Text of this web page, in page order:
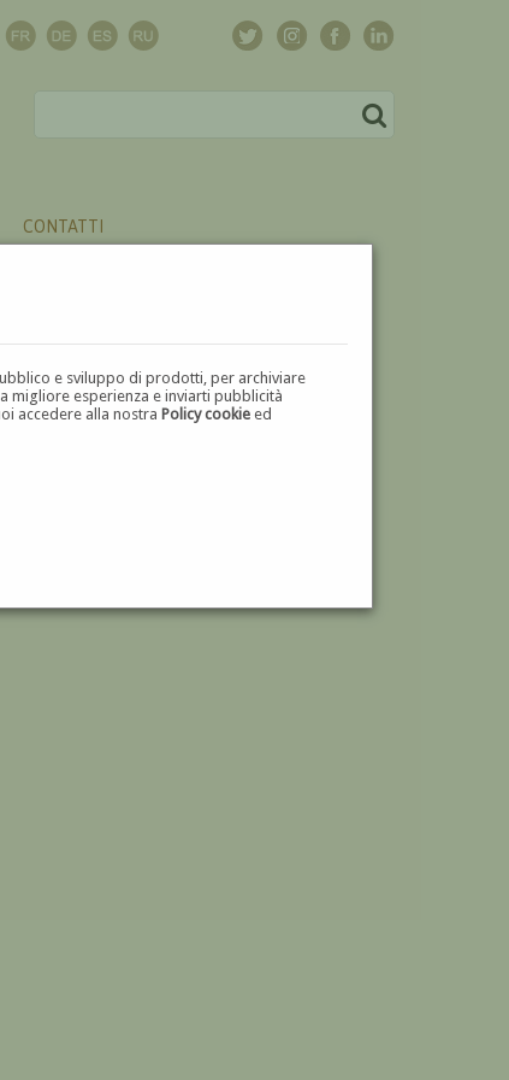
e sviluppo di prodotti, per archiviare
migliore esperienza e inviarti pubblicità
accedere alla nostraPolicy cookie ed
CONTATTI
W X Y Z ⬅